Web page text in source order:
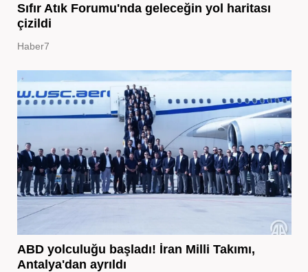
Sıfır Atık Forumu'nda geleceğin yol haritası
çizildi
Haber7
ABD yolculuğu başladı! İran Milli Takımı,
Antalya'dan ayrıldı